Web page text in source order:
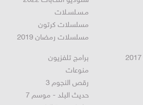
مـسـلسـلات
مسلسلات كرتون
مسلسلات رمضان 2019
برامج تلفزيون
منوعات
رقص النجوم 3
حديث البلد - موسم 7